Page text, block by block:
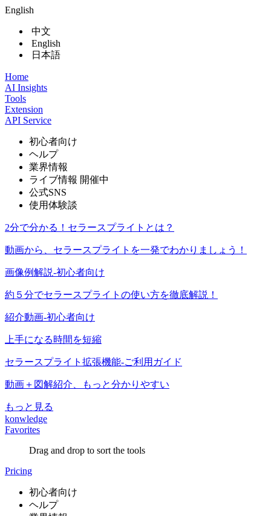
English
中文
English
日本語
Home
AI Insights
Tools
Extension
API Service
初心者向け
ヘルプ
業界情報
ライブ情報 開催中
公式SNS
使用体験談
2分で分かる！セラースプライトとは？
動画から、セラースプライトを一発でわかりましょう！
画像例解説-初心者向け
約５分でセラースプライトの使い方を徹底解説！
紹介動画-初心者向け
上手になる時間を短縮
セラースプライト拡張機能-ご利用ガイド
動画＋図解紹介、もっと分かりやすい
もっと見る
konwledge
Favorites
Drag and drop to sort the tools
Pricing
初心者向け
ヘルプ